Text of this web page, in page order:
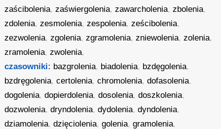
zaścibolenia,zaświergolenia,zawarcholenia,zbolenia,
zdolenia,zesmolenia,zespolenia,ześcibolenia,
zezwolenia,zgolenia,zgramolenia,zniewolenia,zolenia,
zramolenia,zwolenia,
czasowniki: bazgrolenia, biadolenia, bzdęgolenia,
bzdręgolenia,certolenia,chromolenia,dofasolenia,
dogolenia,dopierdolenia,dosolenia,doszkolenia,
dozwolenia,dryndolenia,dydolenia,dyndolenia,
dziamolenia,dzięciolenia,golenia,gramolenia,